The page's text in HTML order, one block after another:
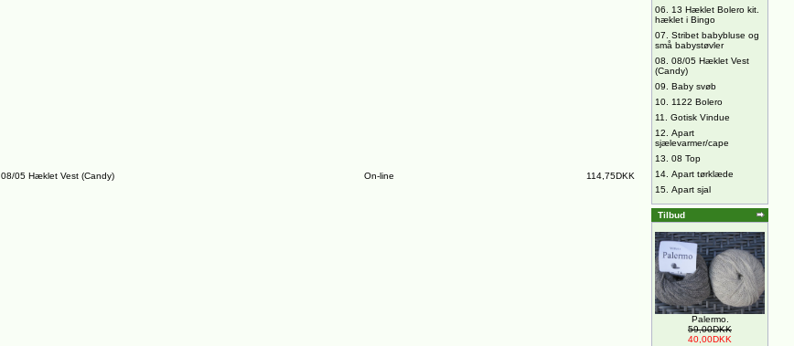
08/05 Hæklet Vest (Candy) On-line 114,75DKK
06. 13 Hæklet Bolero kit.
hæklet i Bingo
07. Stribet babybluse og
små babystøvler
08. 08/05 Hæklet Vest
(Candy)
09. Baby svøb
10. 1122 Bolero
11. Gotisk Vindue
12. Apart
sjælevarmer/cape
13. 08 Top
14. Apart tørklæde
15. Apart sjal
Tilbud
Palermo.
59,00DKK
40,00DKK